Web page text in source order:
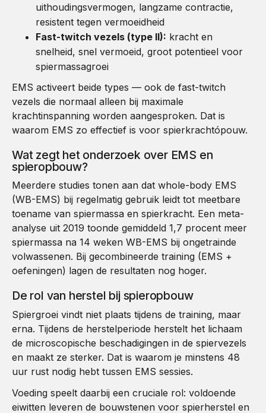
uithoudingsvermogen, langzame contractie,
resistent tegen vermoeidheid
Fast-twitch vezels (type II): kracht en
snelheid, snel vermoeid, groot potentieel voor
spiermassagroei
EMS activeert beide types — ook de fast-twitch
vezels die normaal alleen bij maximale
krachtinspanning worden aangesproken. Dat is
waarom EMS zo effectief is voor spierkrachtópouw.
Wat zegt het onderzoek over EMS en
spieropbouw?
Meerdere studies tonen aan dat whole-body EMS
(WB-EMS) bij regelmatig gebruik leidt tot meetbare
toename van spiermassa en spierkracht. Een meta-
analyse uit 2019 toonde gemiddeld 1,7 procent meer
spiermassa na 14 weken WB-EMS bij ongetrainde
volwassenen. Bij gecombineerde training (EMS +
oefeningen) lagen de resultaten nog hoger.
De rol van herstel bij spieropbouw
Spiergroei vindt niet plaats tijdens de training, maar
erna. Tijdens de herstelperiode herstelt het lichaam
de microscopische beschadigingen in de spiervezels
en maakt ze sterker. Dat is waarom je minstens 48
uur rust nodig hebt tussen EMS sessies.
Voeding speelt daarbij een cruciale rol: voldoende
eiwitten leveren de bouwstenen voor spierherstel en